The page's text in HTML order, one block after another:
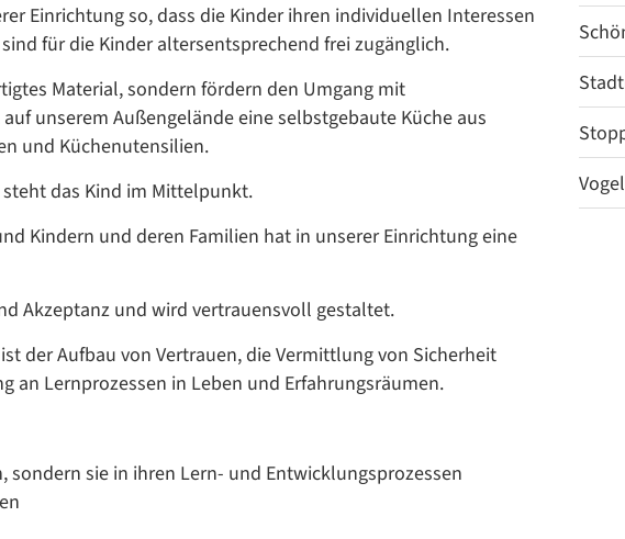
Einrichtung so, dass die Kinder ihren individuellen Interessen
für die Kinder altersentsprechend frei zugänglich.
Material, sondern fördern den Umgang mit
unserem Außengelände eine selbstgebaute Küche aus
und Küchenutensilien.
das Kind im Mittelpunkt.
Kindern und deren Familien hat in unserer Einrichtung eine
Akzeptanz und wird vertrauensvoll gestaltet.
der Aufbau von Vertrauen, die Vermittlung von Sicherheit
an Lernprozessen in Leben und Erfahrungsräumen.
sondern sie in ihren Lern- und Entwicklungsprozessen